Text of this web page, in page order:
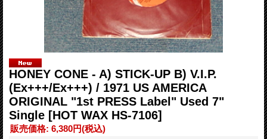
HONEY CONE - A) STICK-UP B) V.I.P.
(Ex+++/Ex+++) / 1971 US AMERICA
ORIGINAL "1st PRESS Label" Used 7"
Single [HOT WAX HS-7106]
販売価格: 6,380円(税込)